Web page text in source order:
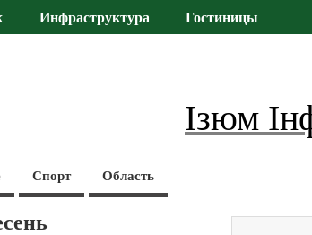
Инфраструктура Гостиницы
Ізюм
Спорт Область